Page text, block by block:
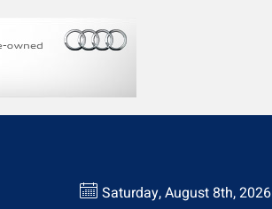
Saturday, August 8th, 2026